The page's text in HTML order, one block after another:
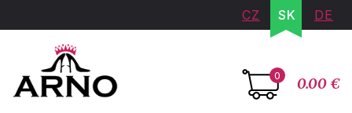
CZ SK DE
0 0.00 €